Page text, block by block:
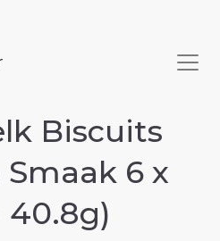
Biscuits
6 x
40.8g)